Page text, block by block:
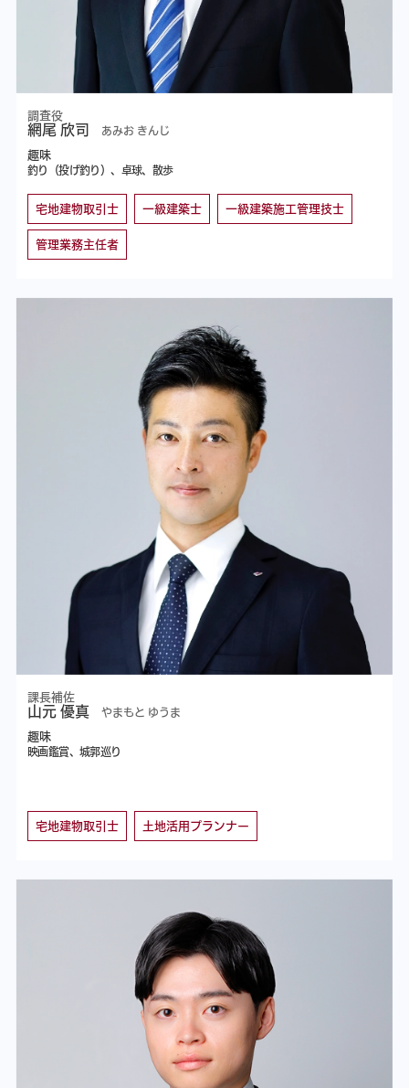
調査役
網尾 欣司 あみお きんじ
趣味
釣り（投げ釣り）、卓球、散歩
宅地建物取引士 一級建築士 一級建築施工管理技士
管理業務主任者
課長補佐
山元 優真 やまもと ゆうま
趣味
映画鑑賞、城郭巡り
宅地建物取引士 土地活用プランナー